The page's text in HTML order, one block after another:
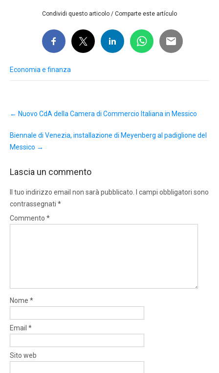
Condividi questo articolo / Comparte este artículo
Economia e finanza
navigation
← Nuovo CdA della Camera di Commercio Italiana in Messico
Biennale di Venezia, installazione di Meyenberg al padiglione del
Messico →
Lascia un commento
Il tuo indirizzo email non sarà pubblicato.
I campi obbligatori sono
contrassegnati *
Commento *
Nome *
Email *
Sito web